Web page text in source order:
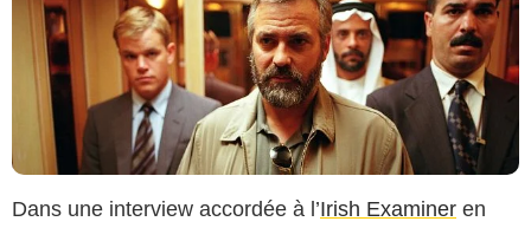
Dans une interview accordée à l’Irish Examiner en